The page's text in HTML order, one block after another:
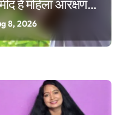
है महिला आरक्षण
8, 2026